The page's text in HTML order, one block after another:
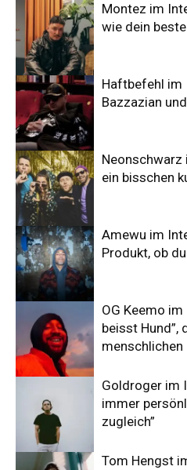
Montez im
wie dein
Haftbefehl im
Bazzazian
Neonschwarz
ein bisschen
Amewu im
Produkt, ob
OG Keemo
beisst Hund”,
menschlichen
Goldroger im
immer
zugleich”
Tom Hengst